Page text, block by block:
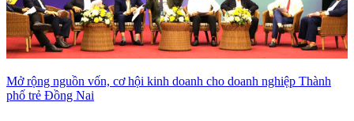
Mở rộng nguồn vốn, cơ hội kinh doanh cho doanh nghiệp Thành
phố trẻ Đồng Nai